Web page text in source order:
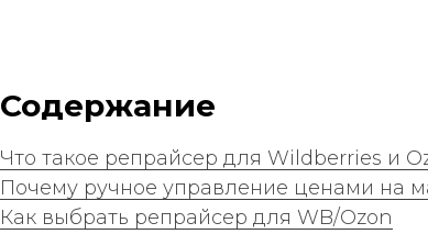
Содержание
Что такое репрайсер для Wildberries и
Почему ручное управление ценами на
Как выбрать репрайсер для WB/Ozon